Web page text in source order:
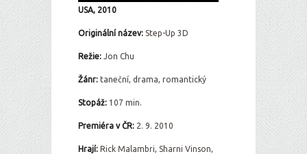
USA, 2010
Originální název: Step-Up 3D
Režie: Jon Chu
Žánr: taneční, drama, romantický
Stopáž: 107 min.
Premiéra v ČR: 2. 9. 2010
Hrají: Rick Malambri, Sharni Vinson,